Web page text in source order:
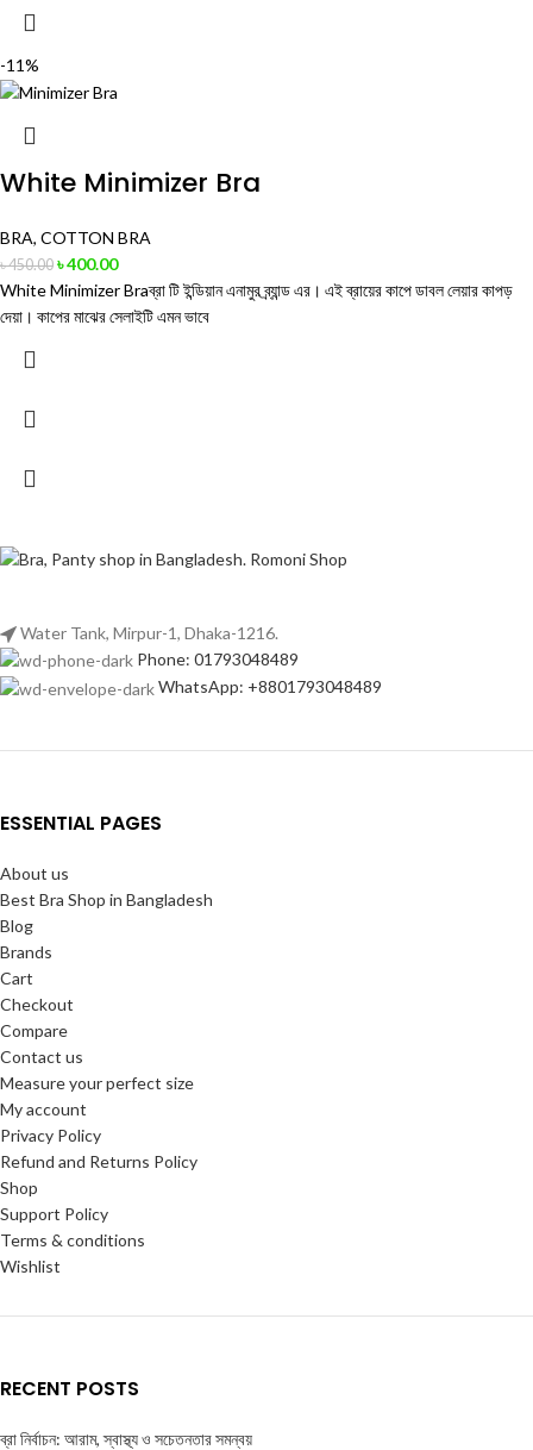
-11%
White Minimizer Bra
BRA, COTTON BRA
৳450.00 ৳400.00
White Minimizer Braব্রা টি ইন্ডিয়ান এনামুর ব্র্যান্ড এর। এই ব্রায়ের কাপে ডাবল লেয়ার কাপড়
দেয়া। কাপের মাঝের সেলাইটি এমন ভাবে
Water Tank, Mirpur-1, Dhaka-1216.
Phone: 01793048489
WhatsApp: +8801793048489
ESSENTIAL PAGES
About us
Best Bra Shop in Bangladesh
Blog
Brands
Cart
Checkout
Compare
Contact us
Measure your perfect size
My account
Privacy Policy
Refund and Returns Policy
Shop
Support Policy
Terms & conditions
Wishlist
RECENT POSTS
ব্রা নির্বাচন: আরাম, স্বাস্থ্য ও সচেতনতার সমন্বয়